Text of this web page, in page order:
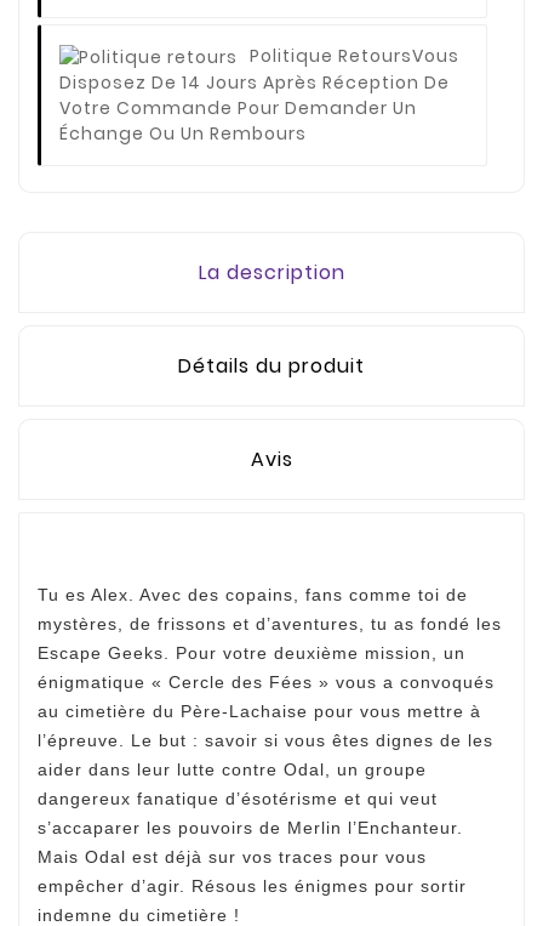
Politique RetoursVous
Disposez De 14 Jours Après Réception De
Votre Commande Pour Demander Un
Échange Ou Un Rembours
La description
Détails du produit
Avis
Tu es Alex. Avec des copains, fans comme toi de
mystères, de frissons et d’aventures, tu as fondé les
Escape Geeks. Pour votre deuxième mission, un
énigmatique « Cercle des Fées » vous a convoqués
au cimetière du Père-Lachaise pour vous mettre à
l’épreuve. Le but : savoir si vous êtes dignes de les
aider dans leur lutte contre Odal, un groupe
dangereux fanatique d’ésotérisme et qui veut
s’accaparer les pouvoirs de Merlin l’Enchanteur.
Mais Odal est déjà sur vos traces pour vous
empêcher d’agir. Résous les énigmes pour sortir
indemne du cimetière !